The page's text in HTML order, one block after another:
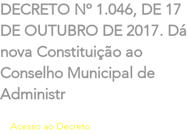
DECRETO Nº 1.046, DE 17
DE OUTUBRO DE 2017. Dá
nova Constituição ao
Conselho Municipal de
Administr
Acesso ao Decreto